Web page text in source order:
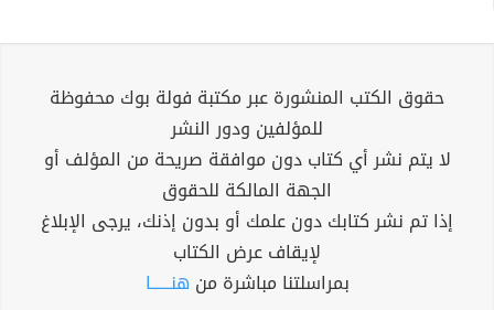
حقوق الكتب المنشورة عبر مكتبة فولة بوك محفوظة
للمؤلفين ودور النشر
لا يتم نشر أي كتاب دون موافقة صريحة من المؤلف أو
الجهة المالكة للحقوق
إذا تم نشر كتابك دون علمك أو بدون إذنك، يرجى الإبلاغ
لإيقاف عرض الكتاب
بمراسلتنا مباشرة من هنــــــا